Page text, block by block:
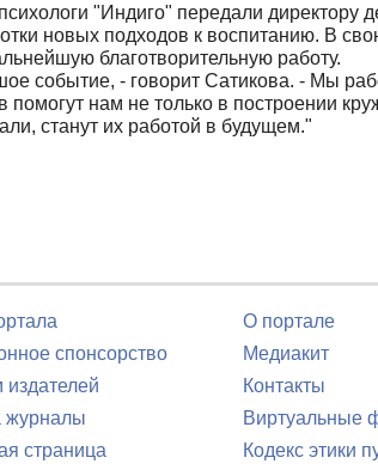
"Индиго" передали директору
новых подходов к воспитанию. В
благотворительную работу.
событие, - говорит Сатикова. - Мы
помогут нам не только в построении
станут их работой в будущем."
спонсорство
журналы
страница
О портале
Медиакит
Контакты
Виртуальные
Кодекс этики